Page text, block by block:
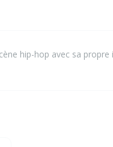
hip-hop avec sa